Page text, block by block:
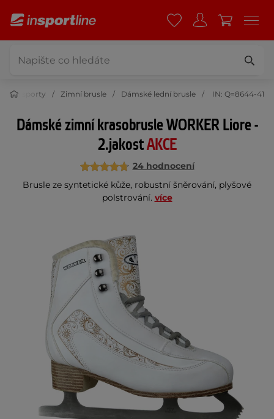
sporty Zimní brusle Dámské lední brusle IN: Q=8644-41
Dámské zimní krasobrusle WORKER Liore -
2.jakostAKCE
24 hodnocení
Brusle ze syntetické kůže, robustní šněrování, plyšové
polstrování. více